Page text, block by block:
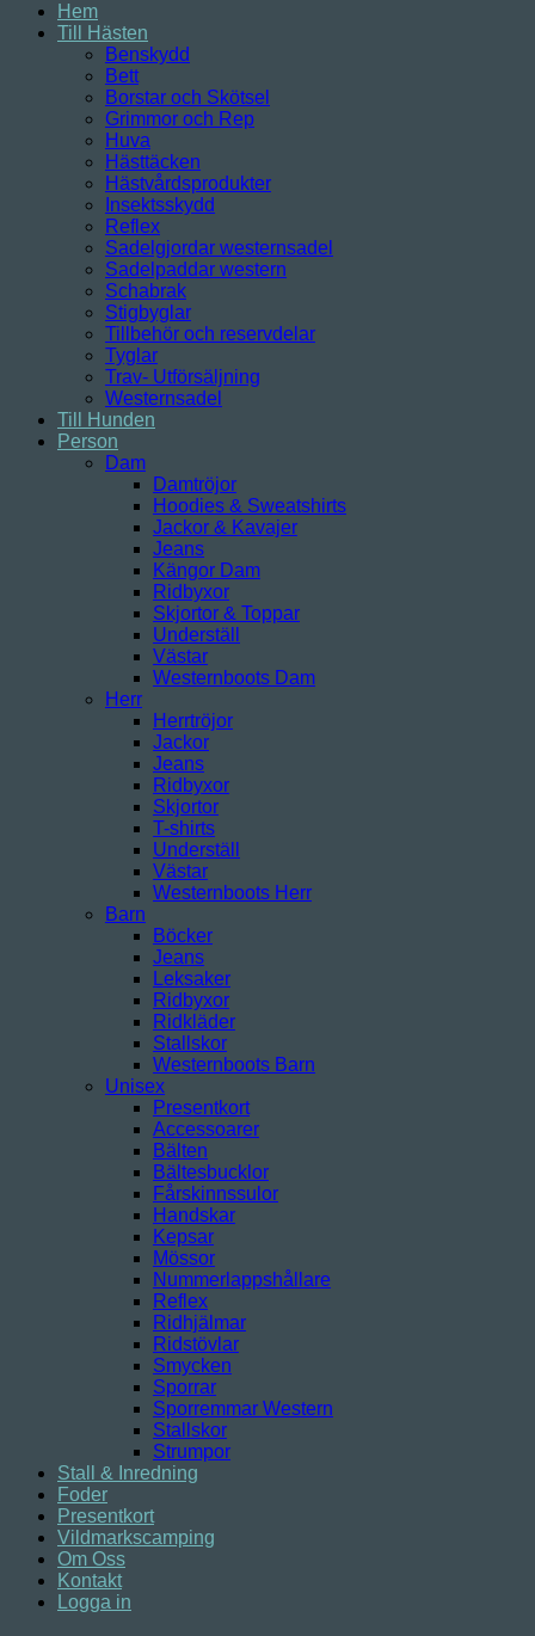
Hem
Till Hästen
Benskydd
Bett
Borstar och Skötsel
Grimmor och Rep
Huva
Hästtäcken
Hästvårdsprodukter
Insektsskydd
Reflex
Sadelgjordar westernsadel
Sadelpaddar western
Schabrak
Stigbyglar
Tillbehör och reservdelar
Tyglar
Trav- Utförsäljning
Westernsadel
Till Hunden
Person
Dam
Damtröjor
Hoodies & Sweatshirts
Jackor & Kavajer
Jeans
Kängor Dam
Ridbyxor
Skjortor & Toppar
Underställ
Västar
Westernboots Dam
Herr
Herrtröjor
Jackor
Jeans
Ridbyxor
Skjortor
T-shirts
Underställ
Västar
Westernboots Herr
Barn
Böcker
Jeans
Leksaker
Ridbyxor
Ridkläder
Stallskor
Westernboots Barn
Unisex
Presentkort
Accessoarer
Bälten
Bältesbucklor
Fårskinnssulor
Handskar
Kepsar
Mössor
Nummerlappshållare
Reflex
Ridhjälmar
Ridstövlar
Smycken
Sporrar
Sporremmar Western
Stallskor
Strumpor
Stall & Inredning
Foder
Presentkort
Vildmarkscamping
Om Oss
Kontakt
Logga in